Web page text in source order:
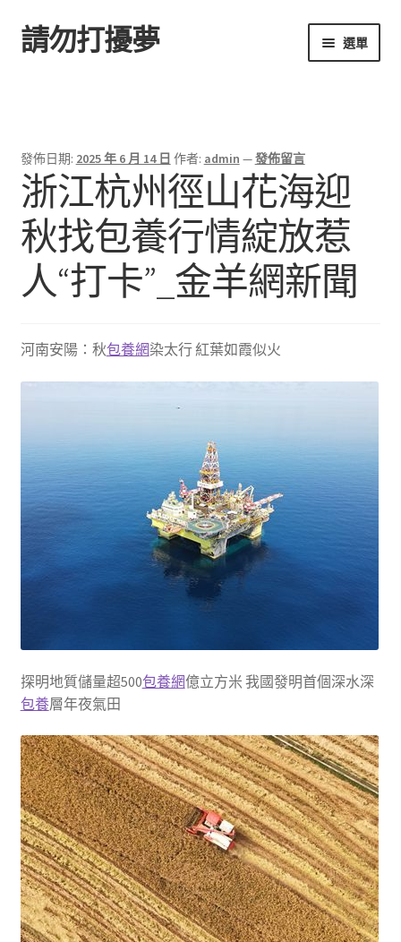
跳
至
跳
至
請勿打擾夢 選單
發佈日期: 2025 年 6 月 14 日 作者: admin —發佈留言
浙江杭州徑山花海迎
秋找包養行情綻放惹
人“打卡”_金羊網新聞
河南安陽：秋包養網染太行 紅葉如霞似火
探明地質儲量超500包養網億立方米 我國發明首個深水深
包養層年夜氣田